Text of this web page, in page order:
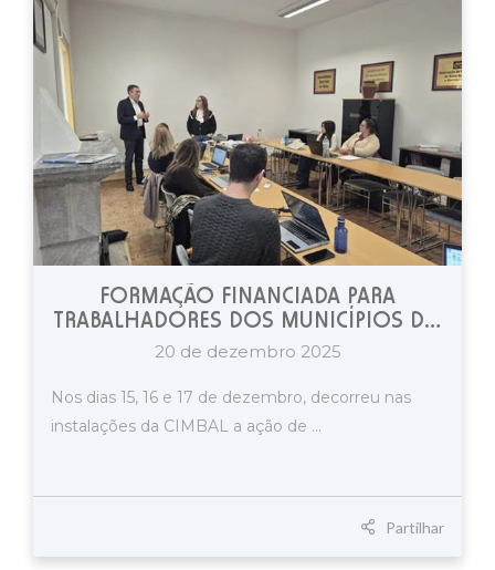
FORMAÇÃO FINANCIADA PARA
TRABALHADORES DOS MUNICÍPIOS DO
BAIXO ALENTEJO
20 de dezembro 2025
Nos dias 15, 16 e 17 de dezembro, decorreu nas
instalações da CIMBAL a ação de ...
Partilhar